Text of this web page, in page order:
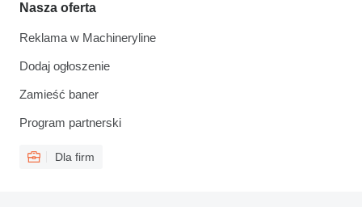
Nasza oferta
Reklama w Machineryline
Dodaj ogłoszenie
Zamieść baner
Program partnerski
Dla firm